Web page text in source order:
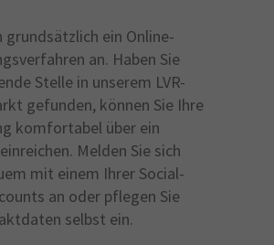
grundsätzlich ein Online-
an. Haben Sie
Stelle in unserem LVR-
gefunden, können Sie Ihre
komfortabel über ein
Melden Sie sich
mit einem Ihrer Social-
an oder pflegen Sie
selbst ein.